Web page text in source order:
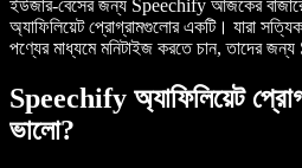
ইউজার-বেসের জন্য Speechify আজকের
অ্যাফিলিয়েট প্রোগ্রামগুলোর একটি। যারা
পণ্যের মাধ্যমে মনিটাইজ করতে চান, তাদের
Speechify অ্যাফিলিয়েট
ভালো?